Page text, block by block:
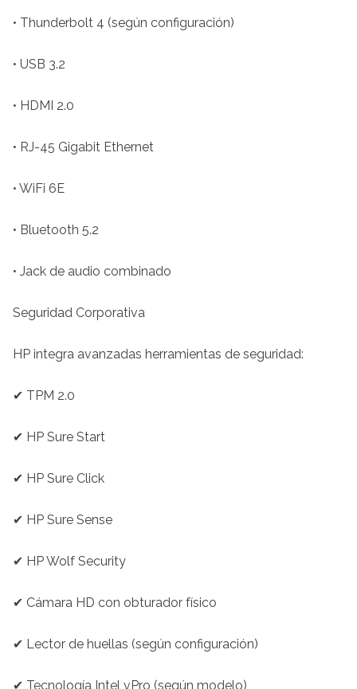
• Thunderbolt 4 (según configuración)
• USB 3.2
• HDMI 2.0
• RJ-45 Gigabit Ethernet
• WiFi 6E
• Bluetooth 5.2
• Jack de audio combinado
Seguridad Corporativa
HP integra avanzadas herramientas de seguridad:
✔ TPM 2.0
✔ HP Sure Start
✔ HP Sure Click
✔ HP Sure Sense
✔ HP Wolf Security
✔ Cámara HD con obturador físico
✔ Lector de huellas (según configuración)
✔ Tecnología Intel vPro (según modelo)